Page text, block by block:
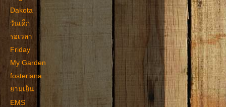
Dakota
วันเด็ก
รอเวลา
Friday
My Garden
fosteriana
ยามเย็น
EMS